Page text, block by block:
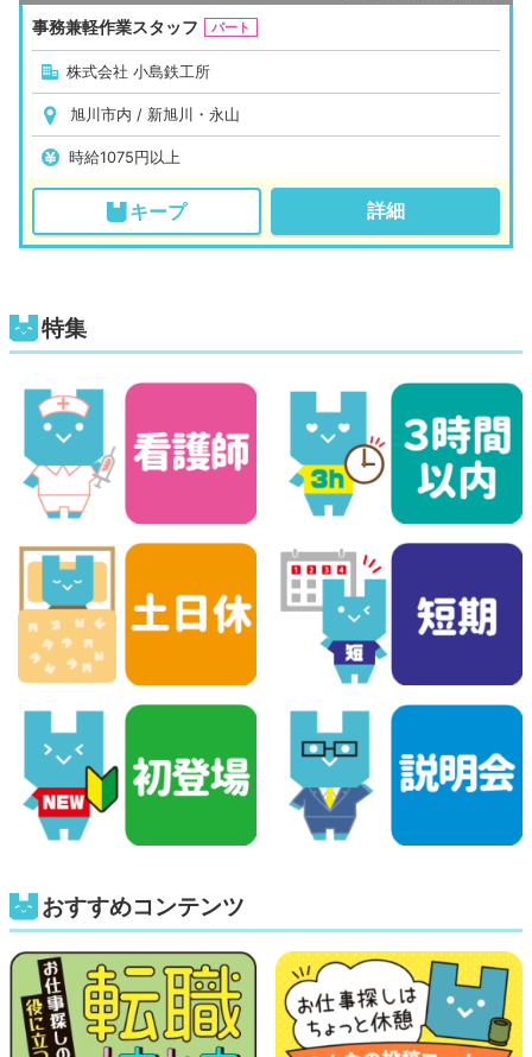
事務兼軽作業スタッフ
パート
株式会社 小島鉄工所
旭川市内 / 新旭川・永山
時給1075円以上
キープ 詳細
特集
おすすめコンテンツ